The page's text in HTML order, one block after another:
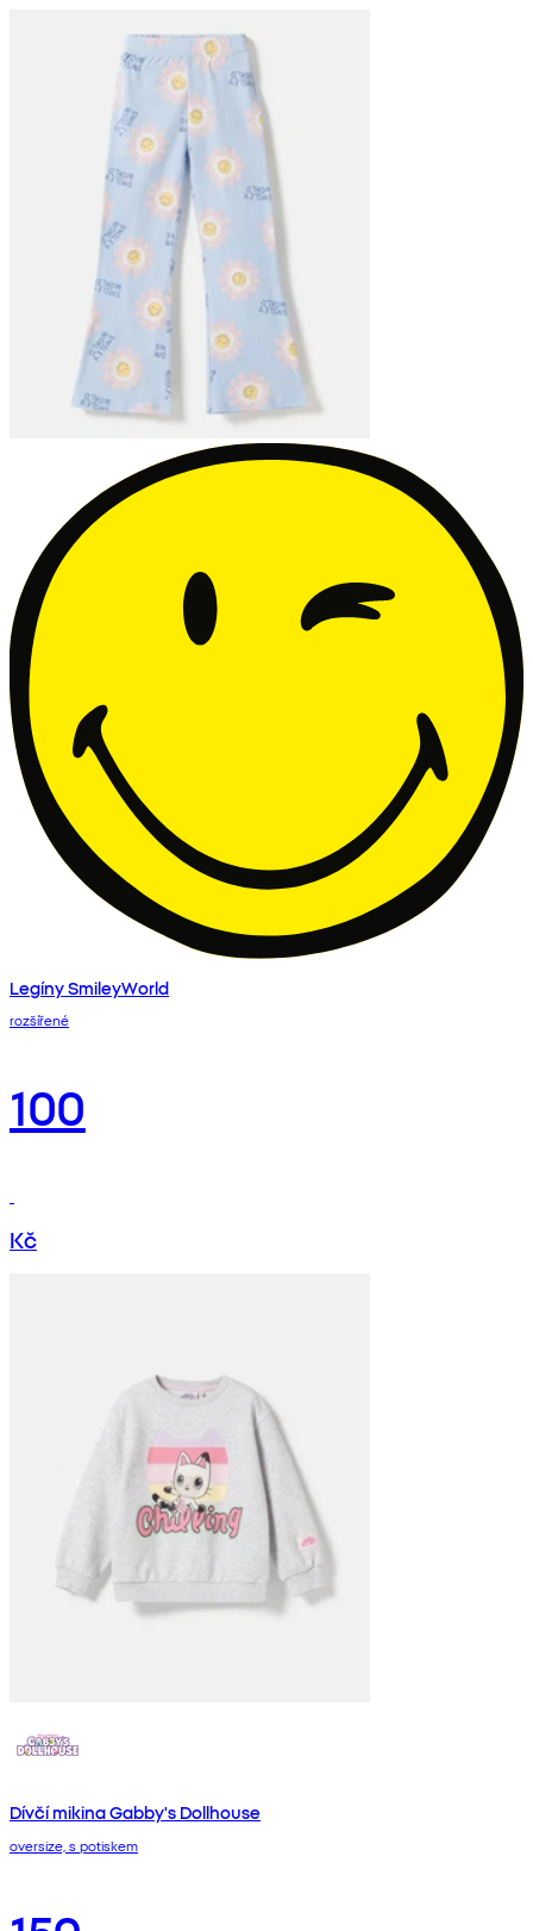
Legíny SmileyWorld
rozšířené
100
Kč
Dívčí mikina Gabby's Dollhouse
oversize, s potiskem